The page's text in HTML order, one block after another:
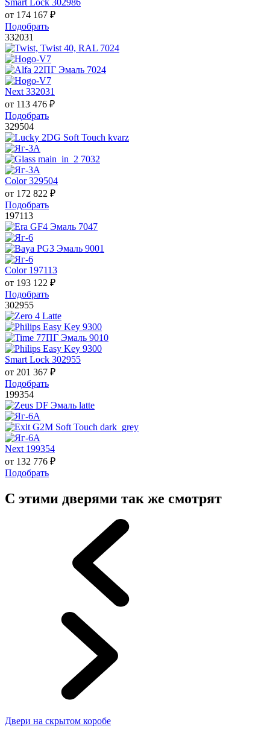
Smart Lock 302986
от 174 167 ₽
Подобрать
332031
Next 332031
от 113 476 ₽
Подобрать
329504
Color 329504
от 172 822 ₽
Подобрать
197113
Color 197113
от 193 122 ₽
Подобрать
302955
Smart Lock 302955
от 201 367 ₽
Подобрать
199354
Next 199354
от 132 776 ₽
Подобрать
С этими дверями так же смотрят
Двери на скрытом коробе